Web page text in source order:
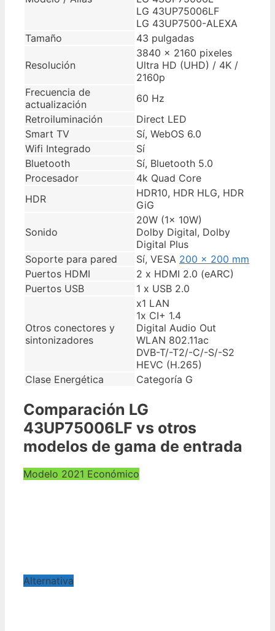
LG 43UP75006LF
LG 43UP7500-ALEXA
Tamaño
43 pulgadas
Resolución
3840 x 2160 pixeles
Ultra HD (UHD) / 4K /
2160p
Frecuencia de
actualización
60 Hz
Retroiluminación
Direct LED
Smart TV
Sí, WebOS 6.0
Wifi Integrado
Sí
Bluetooth
Sí, Bluetooth 5.0
Procesador
4k Quad Core
HDR
HDR10, HDR HLG, HDR
GiG
Sonido
20W (1x 10W)
Dolby Digital, Dolby
Digital Plus
Soporte para pared
Sí, VESA 200 x 200 mm
Puertos HDMI
2 x HDMI 2.0 (eARC)
Puertos USB
1 x USB 2.0
Otros conectores y
sintonizadores
x1 LAN
1x CI+ 1.4
Digital Audio Out
WLAN 802.11ac
DVB-T/​-T2/​-C/​-S/​-S2
HEVC (H.265)
Clase Energética
Categoría G
Comparación LG
43UP75006LF vs otros
modelos de gama de entrada
Modelo 2021 Económico
Alternativa